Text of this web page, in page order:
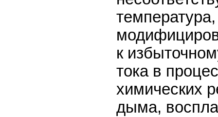
к
тока в
химических
дыма,